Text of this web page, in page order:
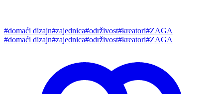
#domaći dizajn#zajednica#održivost#kreatori#ZAGA
#domaći dizajn#zajednica#održivost#kreatori#ZAGA